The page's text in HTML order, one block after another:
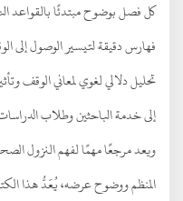
كل فصل بوضوح مبتدئًا بالقواعد
فهارس دقيقة لتيسير الوصول إلى
تحليل دلالي لغوي لمعاني الوقف
إلى خدمة الباحثين وطلاب
ويعد مرجعًا مهمًا لفهم النزول
المنظم ووضوح عرضه، يُعَدُّ هذا